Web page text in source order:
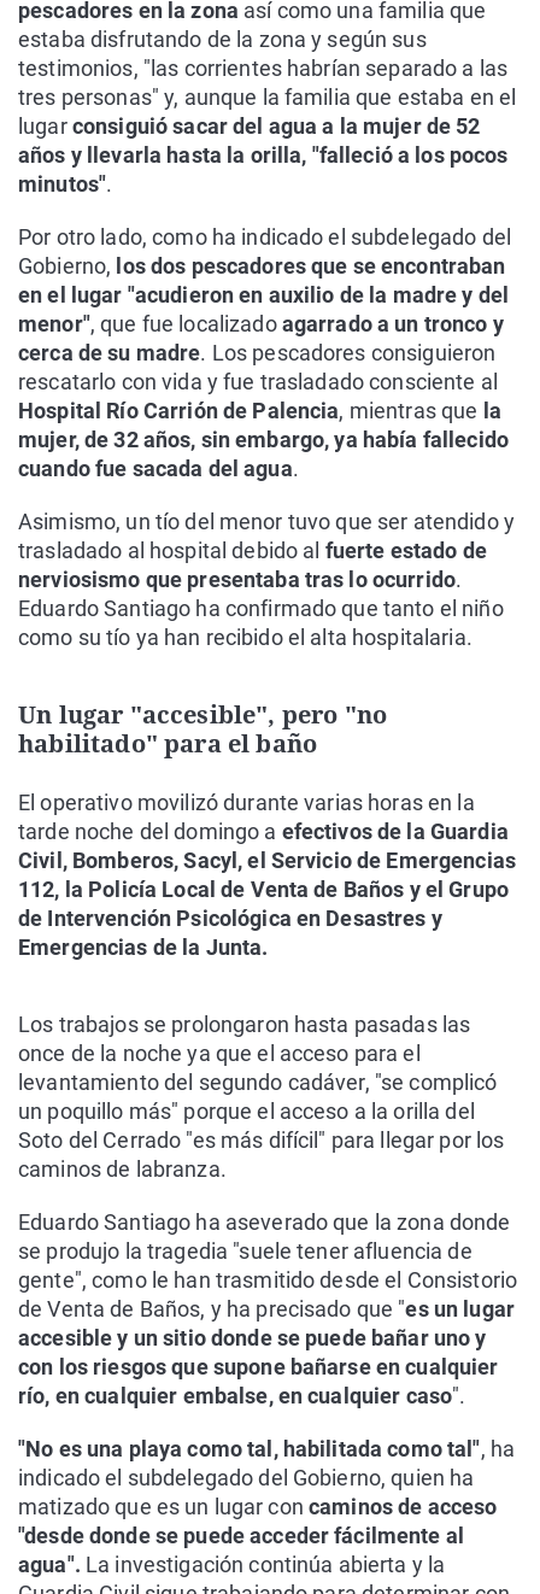
pescadores en la zona así como una familia que
estaba disfrutando de la zona y según sus
testimonios, "las corrientes habrían separado a las
tres personas" y, aunque la familia que estaba en el
lugarconsiguió sacar del agua a la mujer de 52
años y llevarla hasta la orilla, "falleció a los pocos
minutos".
Por otro lado, como ha indicado el subdelegado del
Gobierno, los dos pescadores que se encontraban
en el lugar "acudieron en auxilio de la madre y del
menor", que fue localizadoagarrado a un tronco y
cerca de su madre. Los pescadores consiguieron
rescatarlo con vida y fue trasladado consciente al
Hospital Río Carrión de Palencia, mientras que la
mujer, de 32 años, sin embargo, ya había fallecido
cuando fue sacada del agua.
Asimismo, un tío del menor tuvo que ser atendido y
trasladado al hospital debido al fuerte estado de
nerviosismo que presentaba tras lo ocurrido.
Eduardo Santiago ha confirmado que tanto el niño
como su tío ya han recibido el alta hospitalaria.
Un lugar "accesible", pero "no
habilitado" para el baño
El operativo movilizó durante varias horas en la
tarde noche del domingo a efectivos de la Guardia
Civil, Bomberos, Sacyl, el Servicio de Emergencias
112, la Policía Local de Venta de Baños y el Grupo
de Intervención Psicológica en Desastres y
Emergencias de la Junta.
Los trabajos se prolongaron hasta pasadas las
once de la noche ya que el acceso para el
levantamiento del segundo cadáver, "se complicó
un poquillo más" porque el acceso a la orilla del
Soto del Cerrado "es más difícil" para llegar por los
caminos de labranza.
Eduardo Santiago ha aseverado que la zona donde
se produjo la tragedia "suele tener afluencia de
gente", como le han trasmitido desde el Consistorio
de Venta de Baños, y ha precisado que "es un lugar
accesible y un sitio donde se puede bañar uno y
con los riesgos que supone bañarse en cualquier
río, en cualquier embalse, en cualquier caso".
"No es una playa como tal, habilitada como tal", ha
indicado el subdelegado del Gobierno, quien ha
matizado que es un lugar concaminos de acceso
"desde donde se puede acceder fácilmente al
agua". La investigación continúa abierta y la